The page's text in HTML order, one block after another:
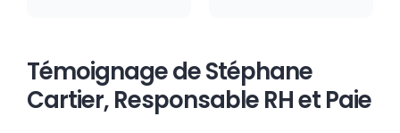
Témoignage de Stéphane
Cartier,Responsable RH et Paie